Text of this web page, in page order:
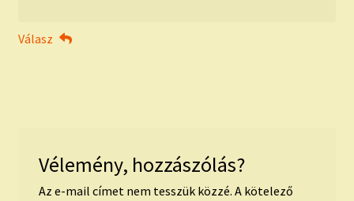
Válasz
Vélemény, hozzászólás?
Az e-mail címet nem tesszük közzé. A kötelező